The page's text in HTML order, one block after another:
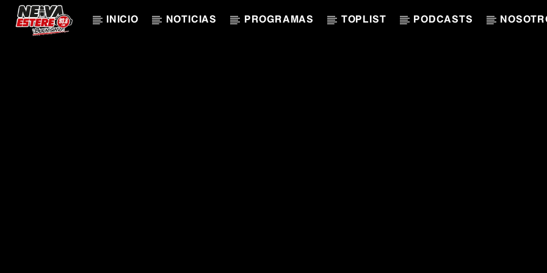
INICIO NOTICIAS PROGRAMAS TOPLIST PODCASTS